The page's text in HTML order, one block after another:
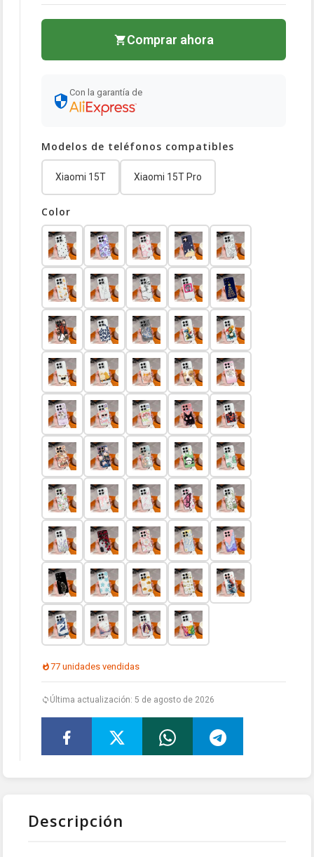
Comprar ahora
Con la garantía de
Modelos de teléfonos compatibles
Xiaomi 15T Xiaomi 15T Pro
Color
77 unidades vendidas
Última actualización: 5 de agosto de 2026
Descripción